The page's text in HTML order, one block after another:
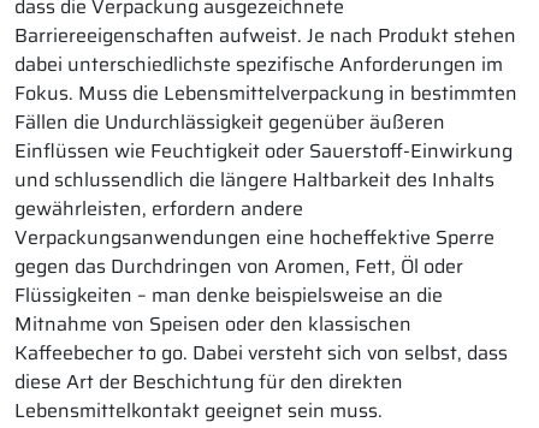
dass die Verpackung ausgezeichnete
Barriereeigenschaften aufweist. Je nach Produkt stehen
dabei unterschiedlichste spezifische Anforderungen im
Fokus. Muss die Lebensmittelverpackung in bestimmten
Fällen die Undurchlässigkeit gegenüber äußeren
Einflüssen wie Feuchtigkeit oder Sauerstoff-Einwirkung
und schlussendlich die längere Haltbarkeit des Inhalts
gewährleisten, erfordern andere
Verpackungsanwendungen eine hocheffektive Sperre
gegen das Durchdringen von Aromen, Fett, Öl oder
Flüssigkeiten – man denke beispielsweise an die
Mitnahme von Speisen oder den klassischen
Kaffeebecher to go. Dabei versteht sich von selbst, dass
diese Art der Beschichtung für den direkten
Lebensmittelkontakt geeignet sein muss.